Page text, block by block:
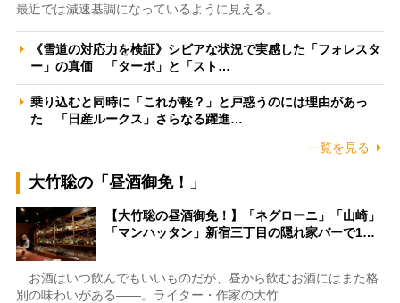
最近では減速基調になっているように見える。…
《雪道の対応力を検証》シビアな状況で実感した「フォレスタ
ー」の真価 「ターボ」と「スト…
乗り込むと同時に「これが軽？」と戸惑うのには理由があっ
た 「日産ルークス」さらなる躍進…
一覧を見る
大竹聡の「昼酒御免！」
【大竹聡の昼酒御免！】「ネグローニ」「山崎」
「マンハッタン」新宿三丁目の隠れ家バーで1…
お酒はいつ飲んでもいいものだが、昼から飲むお酒にはまた格
別の味わいがある――。ライター・作家の大竹…